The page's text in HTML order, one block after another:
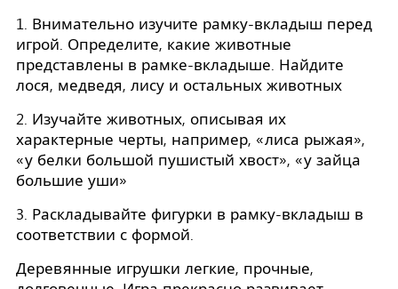
1. Внимательно изучите рамку-вкладыш перед
игрой. Определите, какие животные
представлены в рамке-вкладыше. Найдите
лося, медведя, лису и остальных животных
2. Изучайте животных, описывая их
характерные черты, например, «лиса рыжая»,
«у белки большой пушистый хвост», «у зайца
большие уши»
3. Раскладывайте фигурки в рамку-вкладыш в
соответствии с формой.
Деревянные игрушки легкие, прочные,